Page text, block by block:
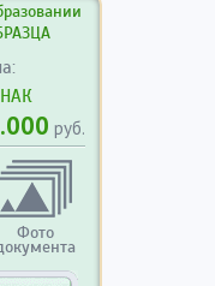
руб.
Фото